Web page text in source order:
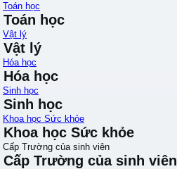
Toán học
Toán học
Vật lý
Vật lý
Hóa học
Hóa học
Sinh học
Sinh học
Khoa học Sức khỏe
Khoa học Sức khỏe
Cấp Trường của sinh viên
Cấp Trường của sinh viên